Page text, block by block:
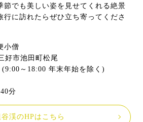
節でも美しい姿を見せてくれる絶景
行に訪れたらぜひ立ち寄ってくださ
小僧
好市池田町松尾
～18:00 年末年始を除く)
分
谷渓のHPはこちら